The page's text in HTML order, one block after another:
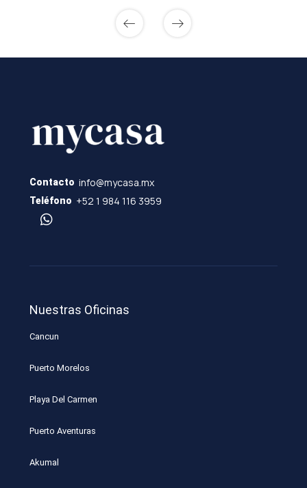
Contacto info@mycasa.mx
Teléfono +52 1 984 116 3959
Nuestras Oficinas
Cancun
Puerto Morelos
Playa Del Carmen
Puerto Aventuras
Akumal